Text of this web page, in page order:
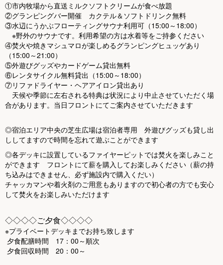
①市内牧場から直送ミルクソフトクリームが食べ放題
②グランピングバー開催 カクテル＆ソフトドリンク無料
③水辺にうかぶフローティングサウナ利用可（15:00～18:00）
※野外のサウナです。利用希望の方は水着等をご持参ください
④焚火や焼きマシュマロが楽しめるグランピングヒュッゲあり
（15:00～21:00）
⑤外遊びグッズやカードゲーム貸出無料
⑥レンタサイクル無料貸出（15:00～18:00）
⑦リファドライヤー・ヘアアイロン貸出あり
天候や季節に左右される特典は状況により中止させていただく場
合があります。当日フロントにてご案内させていただきます
◎宿泊エリア中央の芝生広場は宿泊者専用 外遊びグッズも貸し出
ししてますので時間を忘れて遊ぶことができます
◎各デッキに設置しているファイヤーピットでは焚火を楽しみこと
ができます フロントにて薪を購入してお楽しみください（薪の持
ち込みはできません、必ず施設内で購入くだい）
チャッカマンや着火剤のご用意もありますので初心者の方でも安心
して焚火をお楽しみいただけます
◇◇◇◇ご夕食◇◇◇◇
※プライベートデッキまでお持ち致します
夕食配膳時間 17：00～順次
夕食回収時間 20：00～